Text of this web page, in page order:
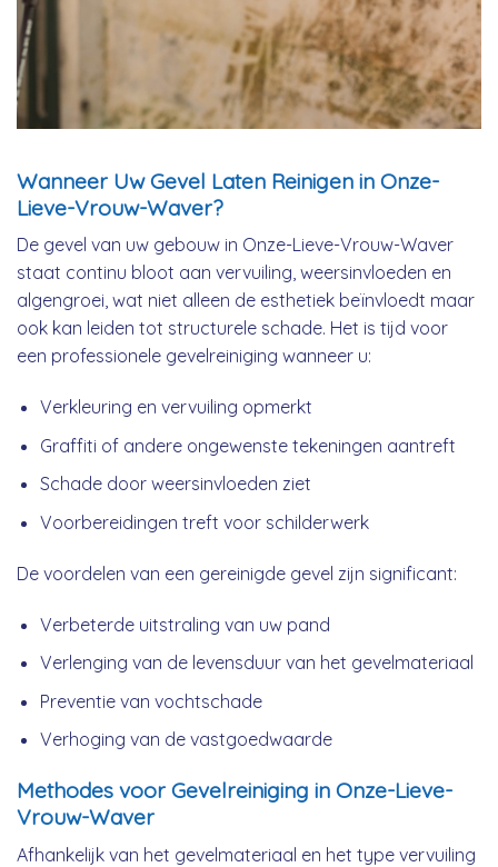
Wanneer Uw Gevel Laten Reinigen in Onze-
Lieve-Vrouw-Waver?
De gevel van uw gebouw in Onze-Lieve-Vrouw-Waver
staat continu bloot aan vervuiling, weersinvloeden en
algengroei, wat niet alleen de esthetiek beïnvloedt maar
ook kan leiden tot structurele schade. Het is tijd voor
een professionele gevelreiniging wanneer u:
Verkleuring en vervuiling opmerkt
Graffiti of andere ongewenste tekeningen aantreft
Schade door weersinvloeden ziet
Voorbereidingen treft voor schilderwerk
De voordelen van een gereinigde gevel zijn significant:
Verbeterde uitstraling van uw pand
Verlenging van de levensduur van het gevelmateriaal
Preventie van vochtschade
Verhoging van de vastgoedwaarde
Methodes voor Gevelreiniging in Onze-Lieve-
Vrouw-Waver
Afhankelijk van het gevelmateriaal en het type vervuiling